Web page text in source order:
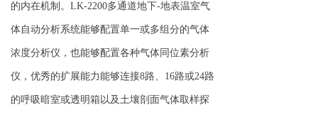
的内在机制。 LK-2200多通道地下-地表温室气
体自动分析系统能够配置单一或多组分的气体
浓度分析仪，也能够配置各种气体同位素分析
仪，优秀的扩展能力能够连接8路、 16路或24路
的呼吸暗室或透明箱以及土壤剖面气体取样探